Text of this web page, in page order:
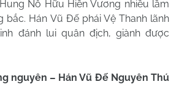
Nô Hữu Hiền Vương nhiều lầm
bắc. Hán Vũ Đế phái Vệ Thanh lãnh
đánh lui quân địch, giành được
nguyên – Hán Vũ Đế Nguyên Thú